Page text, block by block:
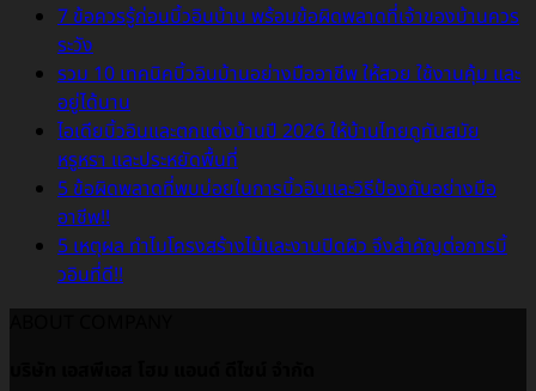
7 ข้อควรรู้ก่อนบิ้วอินบ้าน พร้อมข้อผิดพลาดที่เจ้าของบ้านควร
ระวัง
รวม 10 เทคนิคบิ้วอินบ้านอย่างมืออาชีพ ให้สวย ใช้งานคุ้ม และ
อยู่ได้นาน
ไอเดียบิ้วอินและตกแต่งบ้านปี 2026 ให้บ้านไทยดูทันสมัย
หรูหรา และประหยัดพื้นที่
5 ข้อผิดพลาดที่พบบ่อยในการบิ้วอินและวิธีป้องกันอย่างมือ
อาชีพ!!
5 เหตุผล ทำไมโครงสร้างไม้และงานปิดผิว จึงสำคัญต่อการบิ้
วอินที่ดี!!